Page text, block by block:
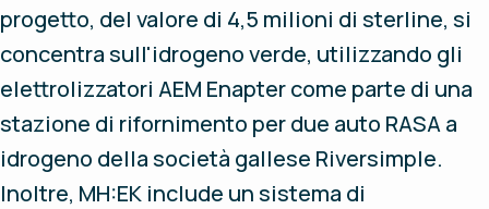
progetto, del valore di 4,5 milioni di sterline, si
concentra sull'idrogeno verde, utilizzando gli
elettrolizzatori AEM Enapter come parte di una
stazione di rifornimento per due auto RASA a
idrogeno della società gallese Riversimple.
Inoltre, MH:EK include un sistema di